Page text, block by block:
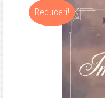
Reduceri!